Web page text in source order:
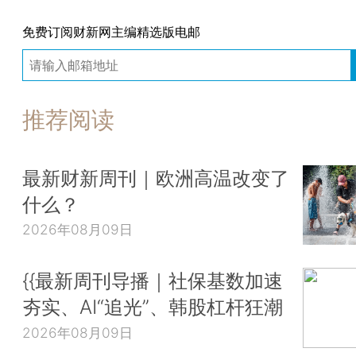
免费订阅财新网主编精选版电邮
推荐阅读
最新财新周刊｜欧洲高温改变了
什么？
2026年08月09日
{{最新周刊导播｜社保基数加速
夯实、AI“追光”、韩股杠杆狂潮
2026年08月09日